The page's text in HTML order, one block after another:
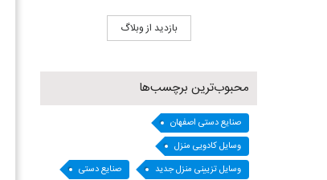
بازدید از وبلاگ
محبوب‌ترین برچسب‌ها
صنایع دستی اصفهان
وسایل کادویی منزل
وسایل تزیینی منزل جدید
صنایع دستی